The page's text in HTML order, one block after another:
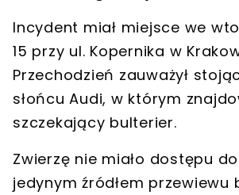
Incydent miał miejsce we
15 przy ul. Kopernika w
Przechodzień zauważył
słońcu Audi, w którym
szczekający bulterier.
Zwierzę nie miało dostępu
jedynym źródłem przewiewu